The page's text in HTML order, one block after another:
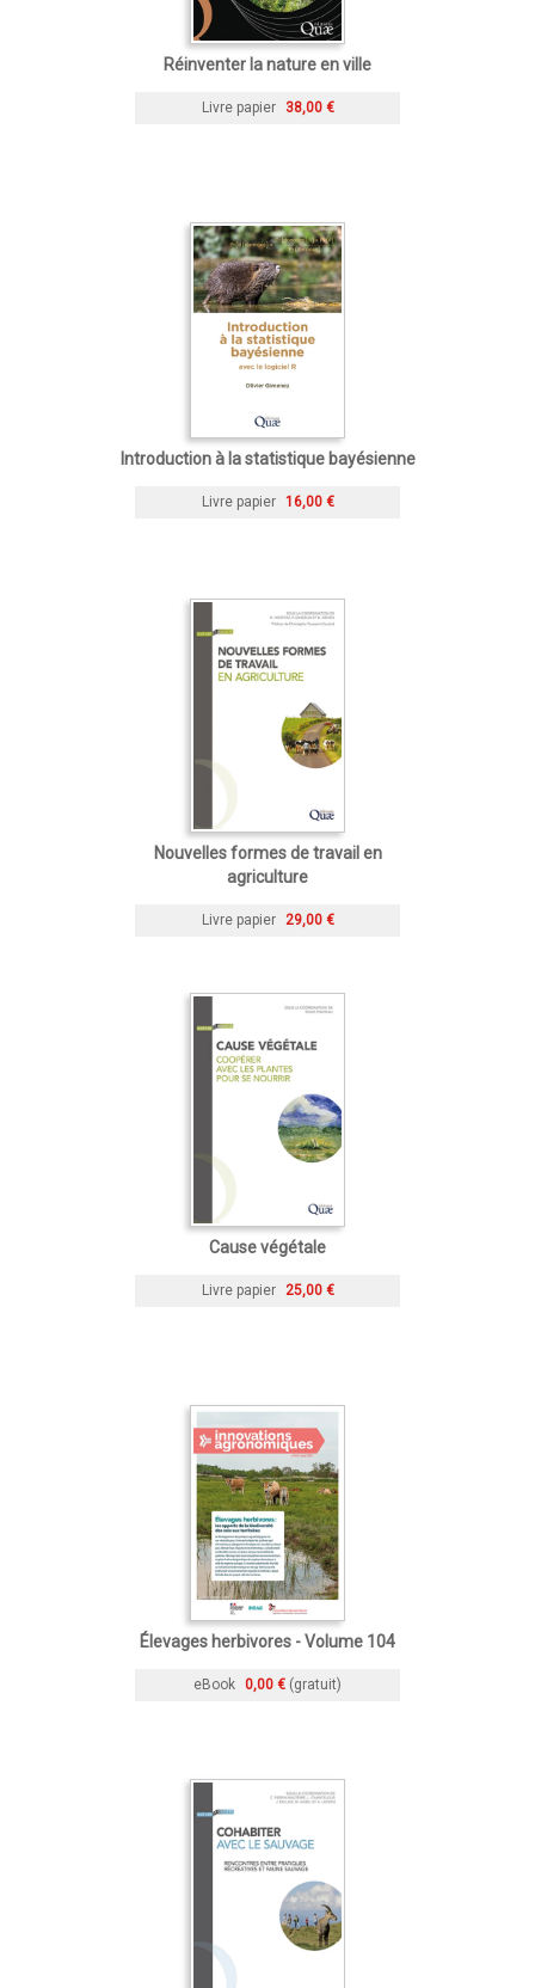
Réinventer la nature en ville
Livre papier 38,00 €
Introduction à la statistique bayésienne
Livre papier 16,00 €
Nouvelles formes de travail en
agriculture
Livre papier 29,00 €
Cause végétale
Livre papier 25,00 €
Élevages herbivores - Volume 104
eBook 0,00 € (gratuit)